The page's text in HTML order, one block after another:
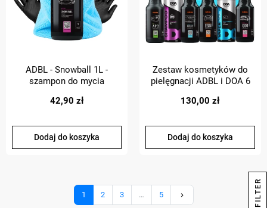
ADBL - Snowball 1L -
szampon do mycia
pH + mikrofibra +
42,90 zł
Dodaj do koszyka
Zestaw kosmetyków do
pielęgnacji ADBL i DOA 6
130,00 zł
Dodaj do koszyka
1 2 3 … 5 keyboard_arrow_right R